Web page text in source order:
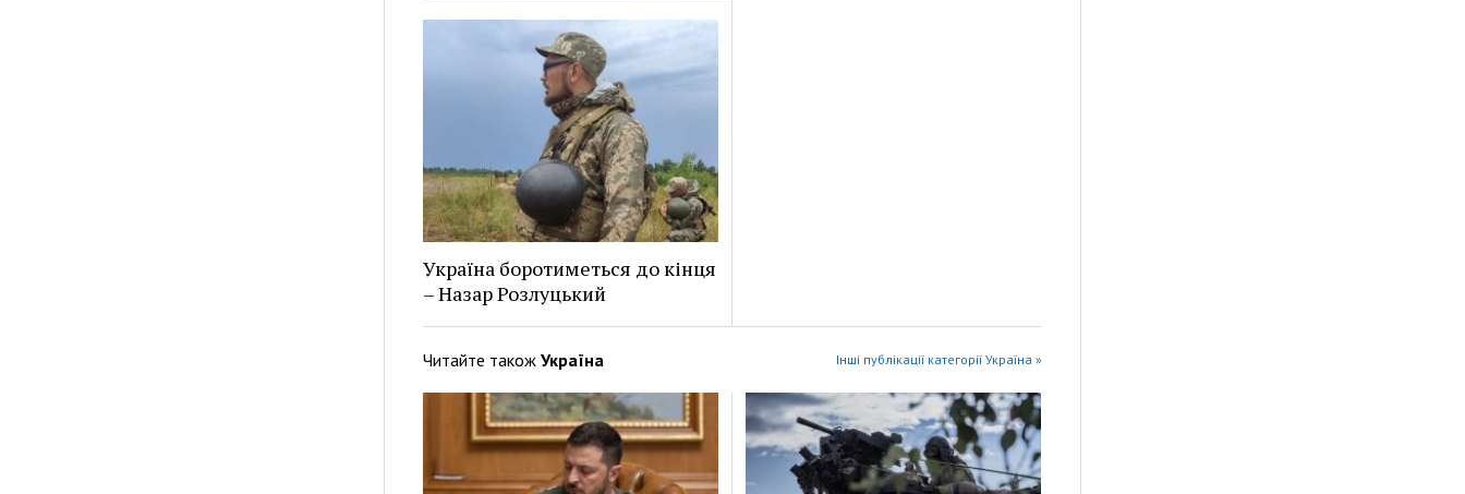
Україна боротиметься до кінця
– Назар Розлуцький
Читайте також Україна Інші публікації категорії Україна »